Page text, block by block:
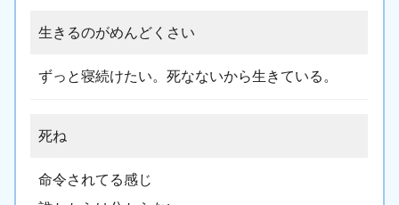
生きるのがめんどくさい
ずっと寝続けたい。死なないから生きている。
死ね
命令されてる感じ